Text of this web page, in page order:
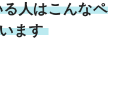
人はこんなペ
ます